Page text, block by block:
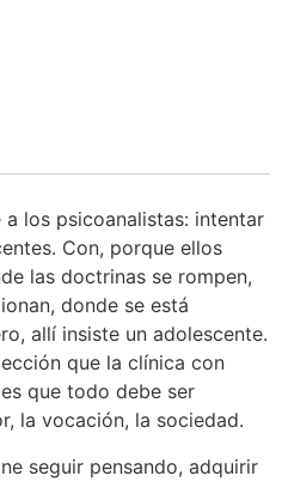
los psicoanalistas: intentar
Con, porque ellos
las doctrinas se rompen,
donde se está
allí insiste un adolescente.
que la clínica con
que todo debe ser
la vocación, la sociedad.
seguir pensando, adquirir